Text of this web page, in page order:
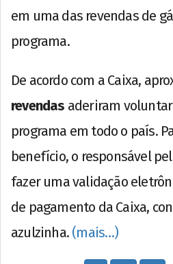
em uma das revendas de
programa.
De acordo com a Caixa,
revendas aderiram
programa em todo o país.
benefício, o responsável
fazer uma validação
de pagamento da Caixa,
azulzinha. (mais…)